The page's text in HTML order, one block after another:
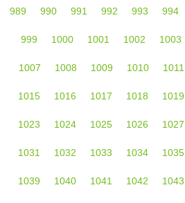
989 990 991 992 993 994
999 1000 1001 1002 1003
1007 1008 1009 1010 1011
1015 1016 1017 1018 1019
1023 1024 1025 1026 1027
1031 1032 1033 1034 1035
1039 1040 1041 1042 1043